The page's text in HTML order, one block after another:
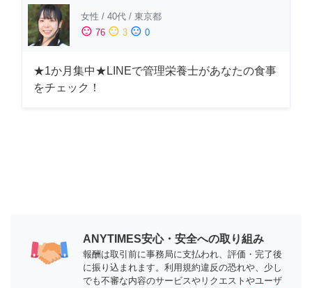
女性 / 40代 / 東京都
sentiment_satisfied 76 sentiment_neutral 3 sentiment_dissatisfied 0
★1か月集中★LINEで管理栄養士があなたの食事
をチェック！
ANYTIMES安心・安全への取り組み
報酬は取引前に事務局に支払われ、評価・完了後
に振り込まれます。利用規約違反の恐れや、少し
でも不審な内容のサービスやリクエストやユーザ